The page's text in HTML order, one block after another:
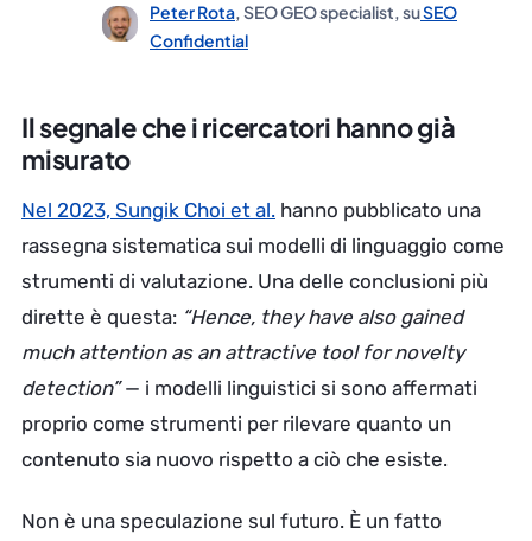
Peter Rota, SEO GEO specialist, suSEO
Confidential
Il segnale che i ricercatori hanno già
misurato
Nel 2023, Sungik Choi et al. hanno pubblicato una
rassegna sistematica sui modelli di linguaggio come
strumenti di valutazione. Una delle conclusioni più
dirette è questa: “Hence, they have also gained
much attention as an attractive tool for novelty
detection”— i modelli linguistici si sono affermati
proprio come strumenti per rilevare quanto un
contenuto sia nuovo rispetto a ciò che esiste.
Non è una speculazione sul futuro. È un fatto